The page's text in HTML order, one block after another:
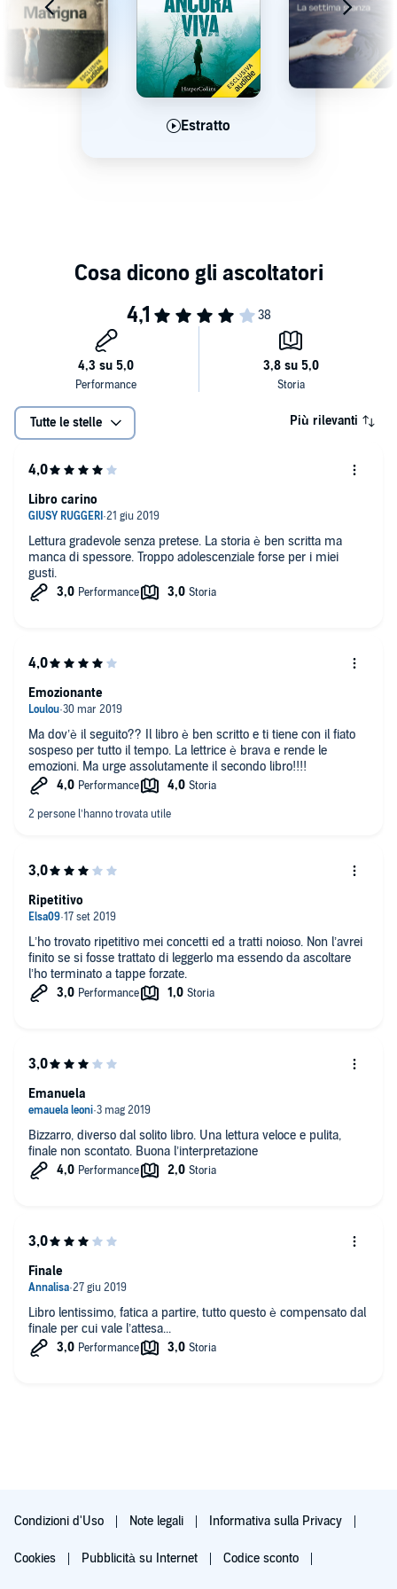
Estratto
Tutte le stelle Più rilevanti
Lettura gradevole senza pretese. La storia è ben scritta ma
manca di spessore. Troppo adolescenziale forse per i miei
gusti.
Libro carino
Ma dov’è il seguito?? Il libro è ben scritto e ti tiene con il fiato
sospeso per tutto il tempo. La lettrice è brava e rende le
emozioni. Ma urge assolutamente il secondo libro!!!!
Emozionante
L’ho trovato ripetitivo mei concetti ed a tratti noioso. Non l’avrei
finito se si fosse trattato di leggerlo ma essendo da ascoltare
l’ho terminato a tappe forzate.
Ripetitivo
Bizzarro, diverso dal solito libro. Una lettura veloce e pulita,
finale non scontato. Buona l’interpretazione
Emanuela
Libro lentissimo, fatica a partire, tutto questo è compensato dal
finale per cui vale l’attesa...
Finale
Condizioni d'Uso Note legali Informativa sulla Privacy
Cookies Pubblicità su Internet Codice sconto